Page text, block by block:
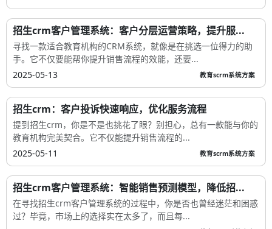
招生crm客户管理系统：客户分层运营策略，提升服...
寻找一款适合教育机构的CRM系统，就像是在挑选一位得力的助
手。它不仅要能帮你提升销售流程的效能，还要...
2025-05-13
教育scrm系统方案
招生crm：客户投诉快速响应，优化服务流程
提到招生crm，你是不是也挑花了眼？别担心，总有一款能与你的
教育机构完美契合。它不仅能提升销售流程的...
2025-05-11
教育scrm系统方案
招生crm客户管理系统：智能销售预测模型，降低招...
在寻找招生crm客户管理系统的过程中，你是否也曾经迷茫和困惑
过？毕竟，市场上的选择实在太多了，而且每...